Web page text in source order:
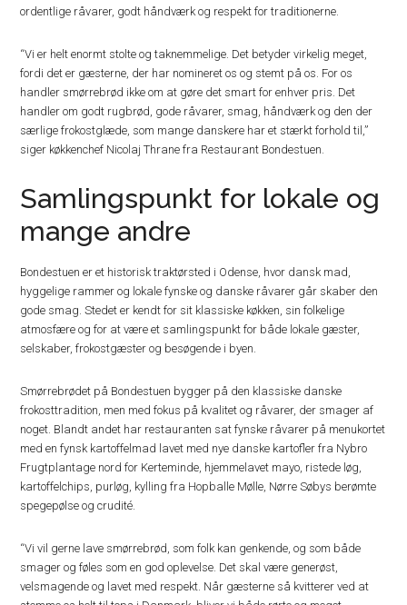
ordentlige råvarer, godt håndværk og respekt for traditionerne.
“Vi er helt enormt stolte og taknemmelige. Det betyder virkelig meget,
fordi det er gæsterne, der har nomineret os og stemt på os. For os
handler smørrebrød ikke om at gøre det smart for enhver pris. Det
handler om godt rugbrød, gode råvarer, smag, håndværk og den der
særlige frokostglæde, som mange danskere har et stærkt forhold til,”
siger køkkenchef Nicolaj Thrane fra Restaurant Bondestuen.
Samlingspunkt for lokale og
mange andre
Bondestuen er et historisk traktørsted i Odense, hvor dansk mad,
hyggelige rammer og lokale fynske og danske råvarer går skaber den
gode smag. Stedet er kendt for sit klassiske køkken, sin folkelige
atmosfære og for at være et samlingspunkt for både lokale gæster,
selskaber, frokostgæster og besøgende i byen.
Smørrebrødet på Bondestuen bygger på den klassiske danske
frokosttradition, men med fokus på kvalitet og råvarer, der smager af
noget. Blandt andet har restauranten sat fynske råvarer på menukortet
med en fynsk kartoffelmad lavet med nye danske kartofler fra Nybro
Frugtplantage nord for Kerteminde, hjemmelavet mayo, ristede løg,
kartoffelchips, purløg, kylling fra Hopballe Mølle, Nørre Søbys berømte
spegepølse og crudité.
“Vi vil gerne lave smørrebrød, som folk kan genkende, og som både
smager og føles som en god oplevelse. Det skal være generøst,
velsmagende og lavet med respekt. Når gæsterne så kvitterer ved at